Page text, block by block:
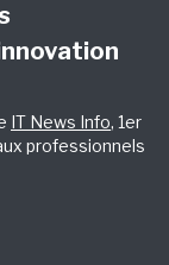
IT News Info, 1er
professionnels